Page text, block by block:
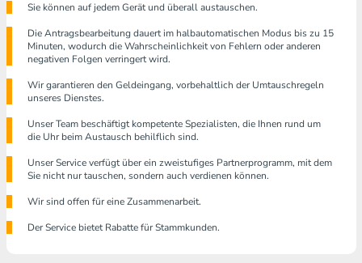
Sie können auf jedem Gerät und überall austauschen.
Die Antragsbearbeitung dauert im halbautomatischen Modus bis zu 15
Minuten, wodurch die Wahrscheinlichkeit von Fehlern oder anderen
negativen Folgen verringert wird.
Wir garantieren den Geldeingang, vorbehaltlich der Umtauschregeln
unseres Dienstes.
Unser Team beschäftigt kompetente Spezialisten, die Ihnen rund um
die Uhr beim Austausch behilflich sind.
Unser Service verfügt über ein zweistufiges Partnerprogramm, mit dem
Sie nicht nur tauschen, sondern auch verdienen können.
Wir sind offen für eine Zusammenarbeit.
Der Service bietet Rabatte für Stammkunden.